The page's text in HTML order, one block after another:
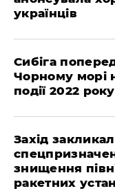
українців
Сибіга
Чорному морі
події 2022 року
​Захід
знищення
ракетних